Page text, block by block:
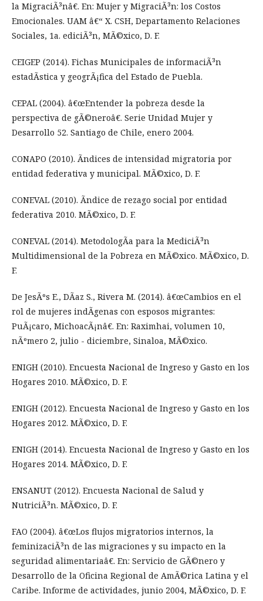
la MigraciÃ³nâ€. En: Mujer y MigraciÃ³n: los Costos
Emocionales. UAM â€“ X. CSH, Departamento Relaciones
Sociales, 1a. ediciÃ³n, MÃ©xico, D. F.
CEIGEP (2014). Fichas Municipales de informaciÃ³n
estadÃ­stica y geogrÃ¡fica del Estado de Puebla.
CEPAL (2004). â€œEntender la pobreza desde la
perspectiva de gÃ©neroâ€. Serie Unidad Mujer y
Desarrollo 52. Santiago de Chile, enero 2004.
CONAPO (2010). Ãndices de intensidad migratoria por
entidad federativa y municipal. MÃ©xico, D. F.
CONEVAL (2010). Ãndice de rezago social por entidad
federativa 2010. MÃ©xico, D. F.
CONEVAL (2014). MetodologÃ­a para la MediciÃ³n
Multidimensional de la Pobreza en MÃ©xico. MÃ©xico, D.
F.
De JesÃºs E., DÃ­az S., Rivera M. (2014). â€œCambios en el
rol de mujeres indÃ­genas con esposos migrantes:
PuÃ¡caro, MichoacÃ¡nâ€. En: Raximhai, volumen 10,
nÃºmero 2, julio - diciembre, Sinaloa, MÃ©xico.
ENIGH (2010). Encuesta Nacional de Ingreso y Gasto en los
Hogares 2010. MÃ©xico, D. F.
ENIGH (2012). Encuesta Nacional de Ingreso y Gasto en los
Hogares 2012. MÃ©xico, D. F.
ENIGH (2014). Encuesta Nacional de Ingreso y Gasto en los
Hogares 2014. MÃ©xico, D. F.
ENSANUT (2012). Encuesta Nacional de Salud y
NutriciÃ³n. MÃ©xico, D. F.
FAO (2004). â€œLos flujos migratorios internos, la
feminizaciÃ³n de las migraciones y su impacto en la
seguridad alimentariaâ€. En: Servicio de GÃ©nero y
Desarrollo de la Oficina Regional de AmÃ©rica Latina y el
Caribe. Informe de actividades, junio 2004, MÃ©xico, D. F.